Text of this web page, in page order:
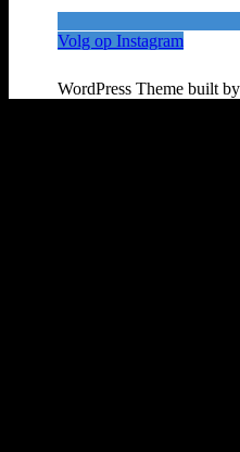
Volg op Instagram
WordPress Theme built by